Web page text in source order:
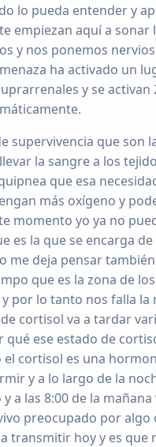
lo pueda entender y
empiezan aquí a sonar
y nos ponemos
ha activado un
y se activan
supervivencia que son
la sangre a los
que esa
más oxígeno y
momento yo ya no
es la que se encarga
me deja pensar
que es la zona de
por lo tanto nos falla la
cortisol va a tardar
ese estado de
cortisol es una
y a lo largo de la
a las 8:00 de la
preocupado por
transmitir hoy y es que